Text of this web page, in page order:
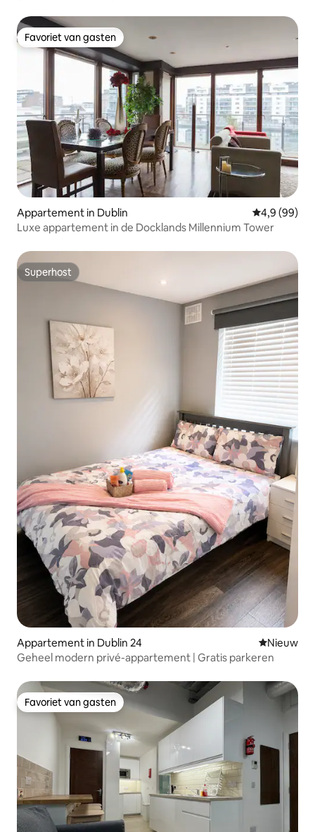
Favoriet van gasten
Favoriet van gasten
Appartement in Dublin Gemiddelde
4,9 (99)
Luxe appartement in de Docklands Millennium Tower
Superhost
Superhost
Appartement in Dublin 24 Nieuwe
Nieuw
Geheel modern privé-appartement | Gratis parkeren
Favoriet van gasten
Favoriet van gasten